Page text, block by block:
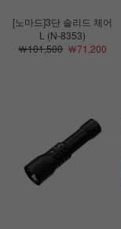
[노마드]3단 솔리드 체어
L (N-8353)
￦101,500￦71,200